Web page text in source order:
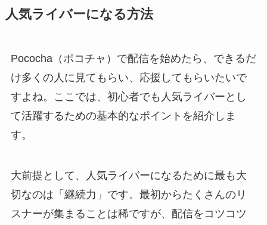
人気ライバーになる方法
Pococha（ポコチャ）で配信を始めたら、できるだ
け多くの人に見てもらい、応援してもらいたいで
すよね。ここでは、初心者でも人気ライバーとし
て活躍するための基本的なポイントを紹介しま
す。
大前提として、人気ライバーになるために最も大
切なのは「継続力」です。最初からたくさんのリ
スナーが集まることは稀ですが、配信をコツコツ